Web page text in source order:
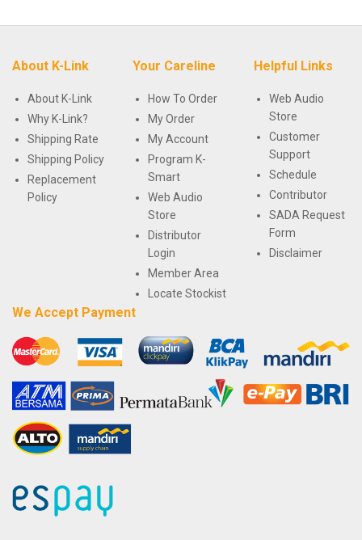
About K-Link
About K-Link
Why K-Link?
Shipping Rate
Shipping Policy
Replacement
Policy
Your Careline
How To Order
My Order
My Account
Program K-
Smart
Web Audio
Store
Distributor
Login
Member Area
Locate Stockist
Helpful Links
Web Audio
Store
Customer
Support
Schedule
Contributor
SADA Request
Form
Disclaimer
We Accept Payment